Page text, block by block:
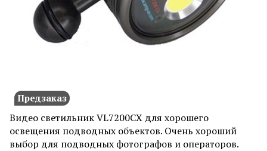
Предзаказ
Видео светильник VL7200CX для хорошего
освещения подводных объектов. Очень хороший
выбор для подводных фотографов и операторов.